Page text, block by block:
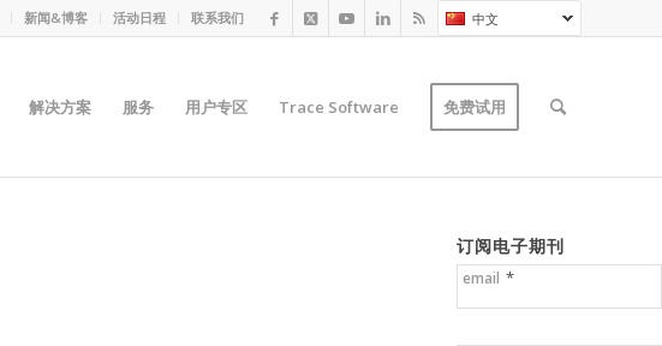
中文
新闻&博客 活动日程 联系我们
解决方案 服务 用户专区 Trace Software 免费试用
订阅电子期刊
email *